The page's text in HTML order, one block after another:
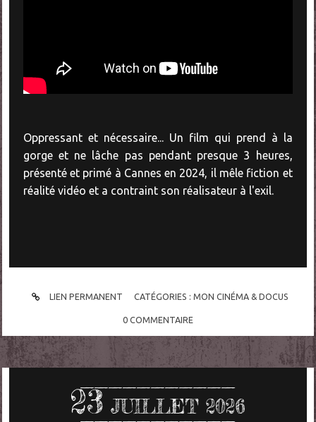
Oppressant et nécessaire... Un film qui prend à la
gorge et ne lâche pas pendant presque 3 heures,
présenté et primé à Cannes en 2024, il mêle fiction et
réalité vidéo et a contraint son réalisateur à l'exil.
LIEN PERMANENT CATÉGORIES : MON CINÉMA & DOCUS
0 COMMENTAIRE
23 JUILLET 2026